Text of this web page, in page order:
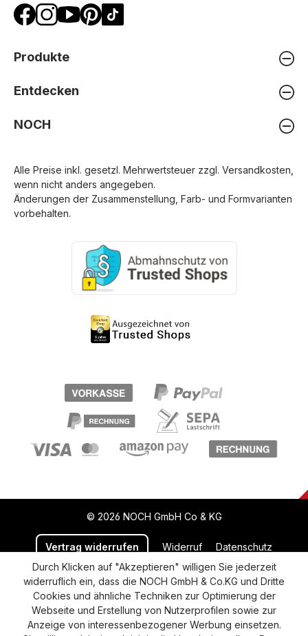
Produkte
Entdecken
NOCH
Alle Preise inkl. gesetzl. Mehrwertsteuer zzgl. Versandkosten
wenn nicht anders angegeben.
Änderungen der Zusammenstellung, Farb- und Formvarianten
vorbehalten.
© 2026 NOCH GmbH Co & KG
Vertrag widerrufen Widerruf Datenschutz
Versand und Zahlung AGB
Impressum
Cookie-Einstellungen
Barrierefreiheitserklärung
Durch Klicken auf "Akzeptieren" willigen Sie jederzeit
widerruflich ein, dass die NOCH GmbH & Co.KG und Dritte
Cookies und ähnliche Techniken zur Optimierung der
Webseite und Erstellung von Nutzerprofilen sowie zur
Anzeige von interessenbezogener Werbung einsetzen.